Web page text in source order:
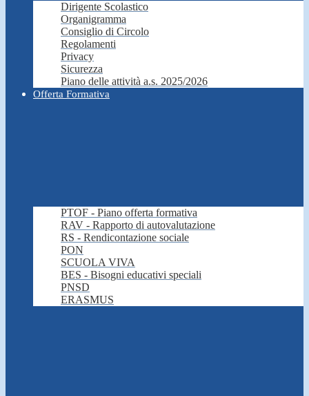
Dirigente Scolastico
Organigramma
Consiglio di Circolo
Regolamenti
Privacy
Sicurezza
Piano delle attività a.s. 2025/2026
Offerta Formativa
PTOF - Piano offerta formativa
RAV - Rapporto di autovalutazione
RS - Rendicontazione sociale
PON
SCUOLA VIVA
BES - Bisogni educativi speciali
PNSD
ERASMUS